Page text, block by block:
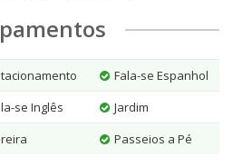
Fala-se Espanhol
se Inglês
Jardim
Passeios a Pé